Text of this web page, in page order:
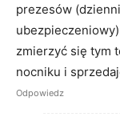
prezesów
zmierzyć się tym
nocniku i
Odpowiedz